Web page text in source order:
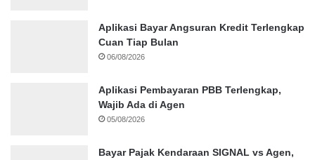
Aplikasi Bayar Angsuran Kredit Terlengkap
Cuan Tiap Bulan
06/08/2026
Aplikasi Pembayaran PBB Terlengkap,
Wajib Ada di Agen
05/08/2026
Bayar Pajak Kendaraan SIGNAL vs Agen,